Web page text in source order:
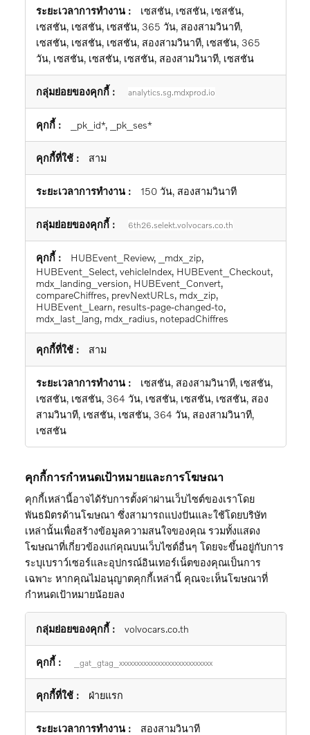
เซสชัน, เซสชัน, เซสชัน,
เซสชัน, เซสชัน, เซสชัน, 365 วัน, สองสามวินาที,
เซสชัน, เซสชัน, เซสชัน, สองสามวินาที, เซสชัน, 365
วัน, เซสชัน, เซสชัน, เซสชัน, สองสามวินาที, เซสชัน
analytics.sg.mdxprod.io
_pk_id*, _pk_ses*
สาม
150 วัน, สองสามวินาที
6th26.selekt.volvocars.co.th
HUBEvent_Review, _mdx_zip,
HUBEvent_Select, vehicleIndex, HUBEvent_Checkout,
mdx_landing_version, HUBEvent_Convert,
compareChiffres, prevNextURLs, mdx_zip,
HUBEvent_Learn, results-page-changed-to,
mdx_last_lang, mdx_radius, notepadChiffres
สาม
เซสชัน, สองสามวินาที, เซสชัน,
เซสชัน, เซสชัน, 364 วัน, เซสชัน, เซสชัน, เซสชัน, สอง
สามวินาที, เซสชัน, เซสชัน, 364 วัน, สองสามวินาที,
เซสชัน
คุกกี้การกำหนดเป้าหมายและการโฆษณา
คุกกี้เหล่านี้อาจได้รับการตั้งค่าผ่านเว็บไซต์ของเราโดย
พันธมิตรด้านโฆษณา ซึ่งสามารถแบ่งปันและใช้โดยบริษัท
เหล่านั้นเพื่อสร้างข้อมูลความสนใจของคุณ รวมทั้งแสดง
โฆษณาที่เกี่ยวข้องแก่คุณบนเว็บไซต์อื่นๆ โดยจะขึ้นอยู่กับการ
ระบุเบราว์เซอร์และอุปกรณ์อินเทอร์เน็ตของคุณเป็นการ
เฉพาะ หากคุณไม่อนุญาตคุกกี้เหล่านี้ คุณจะเห็นโฆษณาที่
กำหนดเป้าหมายน้อยลง
การ
กำหนด
เป้า
หมาย
และ
การ
volvocars.co.th
_gat_gtag_xxxxxxxxxxxxxxxxxxxxxxxxxxx
ฝ่ายแรก
สองสามวินาที